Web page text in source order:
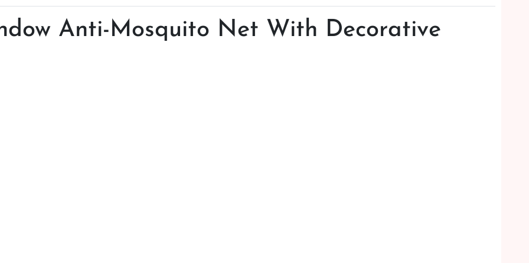
Anti-Mosquito Net With Decorative